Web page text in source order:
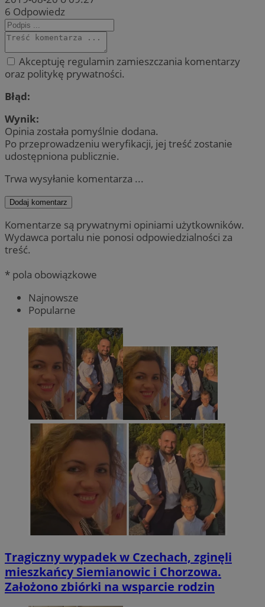
6 Odpowiedz
Akceptuję regulamin zamieszczania komentarzy
oraz politykę prywatności.
Błąd:
Wynik:
Opinia została pomyślnie dodana.
Po przeprowadzeniu weryfikacji, jej treść zostanie
udostępniona publicznie.
Trwa wysyłanie komentarza ...
Dodaj komentarz
Komentarze są prywatnymi opiniami użytkowników.
Wydawca portalu nie ponosi odpowiedzialności za
treść.
* pola obowiązkowe
Najnowsze
Popularne
Tragiczny wypadek w Czechach, zginęli
mieszkańcy Siemianowic i Chorzowa.
Założono zbiórki na wsparcie rodzin